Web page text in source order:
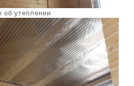
об утеплении